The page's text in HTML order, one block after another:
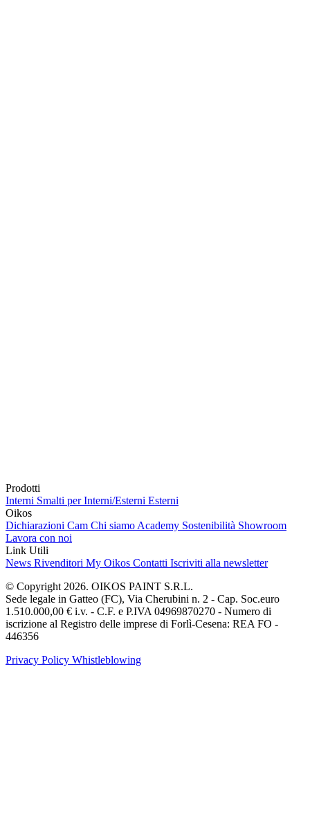
Prodotti
Interni Smalti per Interni/Esterni Esterni
Oikos
Dichiarazioni Cam Chi siamo Academy Sostenibilità Showroom
Lavora con noi
Link Utili
News Rivenditori My Oikos Contatti Iscriviti alla newsletter
© Copyright 2026. OIKOS PAINT S.R.L.
Sede legale in Gatteo (FC), Via Cherubini n. 2 - Cap. Soc.euro
1.510.000,00 € i.v. - C.F. e P.IVA 04969870270 - Numero di
iscrizione al Registro delle imprese di Forlì-Cesena: REA FO -
446356
Privacy Policy Whistleblowing